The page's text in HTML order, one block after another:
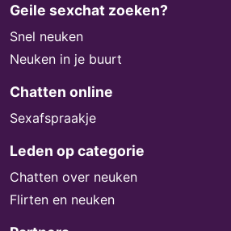
Geile sexchat zoeken?
Snel neuken
Neuken in je buurt
Chatten online
Sexafspraakje
Leden op categorie
Chatten over neuken
Flirten en neuken